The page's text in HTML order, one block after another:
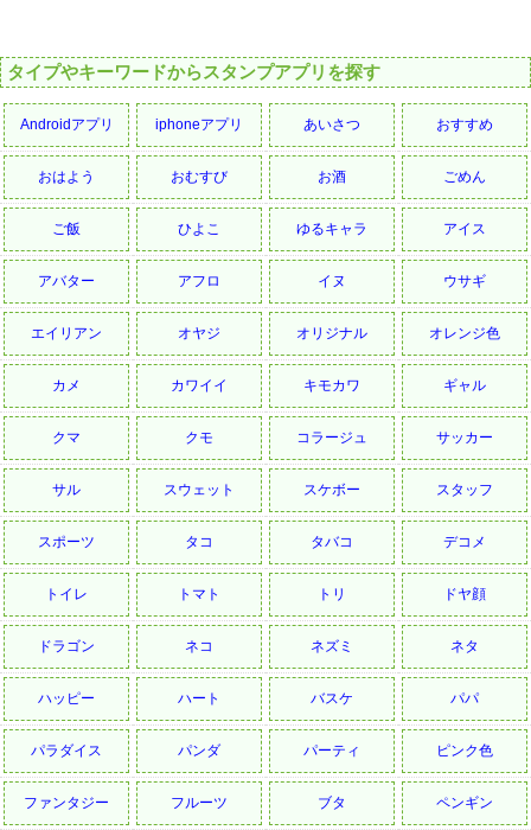
タイプやキーワードからスタンプアプリを探す
Androidアプリ iphoneアプリ あいさつ おすすめ
おはよう おむすび お酒 ごめん
ご飯 ひよこ ゆるキャラ アイス
アバター アフロ イヌ ウサギ
エイリアン オヤジ オリジナル オレンジ色
カメ カワイイ キモカワ ギャル
クマ クモ コラージュ サッカー
サル スウェット スケボー スタッフ
スポーツ タコ タバコ デコメ
トイレ トマト トリ ドヤ顔
ドラゴン ネコ ネズミ ネタ
ハッピー ハート バスケ パパ
パラダイス パンダ パーティ ピンク色
ファンタジー フルーツ ブタ ペンギン